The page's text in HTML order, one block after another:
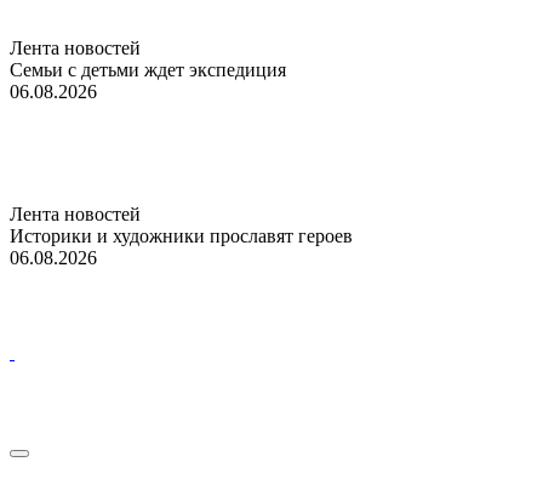
Лента новостей
Семьи с детьми ждет экспедиция
06.08.2026
Лента новостей
Историки и художники прославят героев
06.08.2026